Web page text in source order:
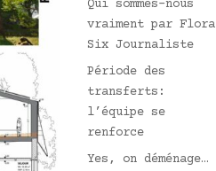
Qui sommes-nous
vraiment par Flora
Six Journaliste
Période des
transferts:
l’équipe se
renforce
Yes, on déménage…